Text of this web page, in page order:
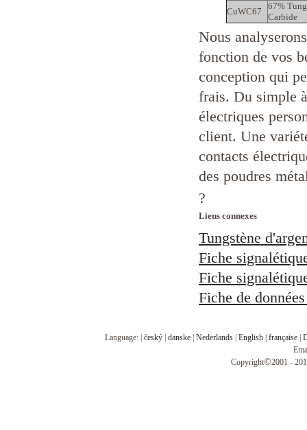
CuWC67
67%
Carbide
Nous
fonction de vos
conception qui
frais. Du simple
électriques
client. Une
contacts
des poudres
?
Liens connexes
Tungstène
Fiche
Fiche
Fiche de
Language: | český| danske| Nederlands| English| française|
Copyright©2001 -